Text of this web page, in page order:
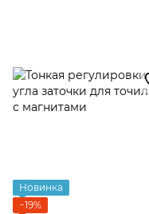
Новинка
−19%